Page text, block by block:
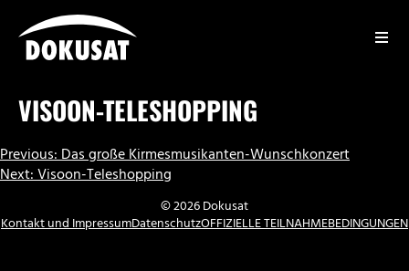
Inhalt
springen
VISOON-TELESHOPPING
BEITRAGSNAVIGATION
Previous:Das große Kirmesmusikanten-Wunschkonzert
Next:Visoon-Teleshopping
© 2026 Dokusat
Kontakt und ImpressumDatenschutzOFFIZIELLE TEILNAHMEBEDINGUNGEN